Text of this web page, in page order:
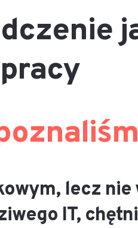
lecz nie
IT,